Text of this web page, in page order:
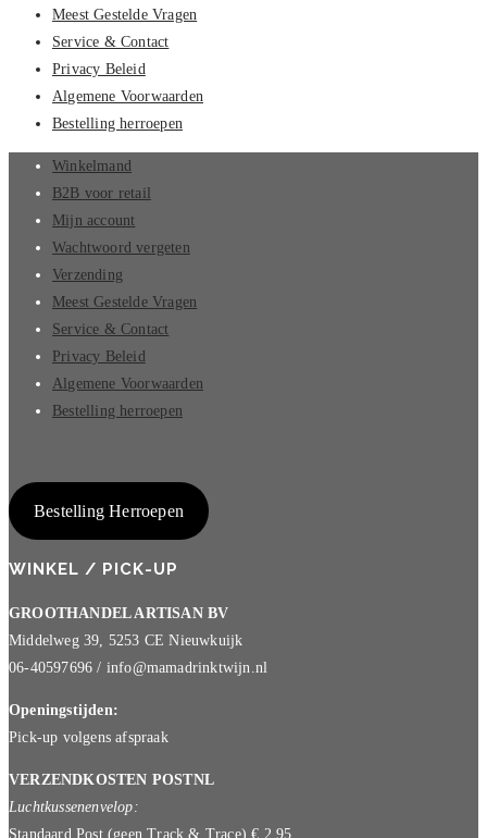
Meest Gestelde Vragen
Service & Contact
Privacy Beleid
Algemene Voorwaarden
Bestelling herroepen
Winkelmand
B2B voor retail
Mijn account
Wachtwoord vergeten
Verzending
Meest Gestelde Vragen
Service & Contact
Privacy Beleid
Algemene Voorwaarden
Bestelling herroepen
Bestelling Herroepen
WINKEL / PICK-UP
GROOTHANDEL ARTISAN BV
Middelweg 39, 5253 CE Nieuwkuijk
06-40597696 / info@mamadrinktwijn.nl
Openingstijden:
Pick-up volgens afspraak
VERZENDKOSTEN POSTNL
Luchtkussenenvelop:
Standaard Post (geen Track & Trace) € 2,95